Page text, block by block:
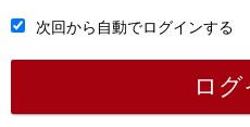
次回から自動でログインする